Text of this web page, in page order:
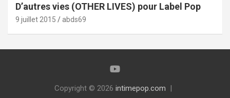
D’autres vies (OTHER LIVES) pour Label Pop
9 juillet 2015 abds69
Copyright © 2026 intimepop.com